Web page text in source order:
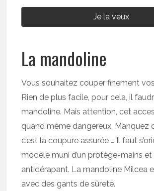
Je la veux
La mandoline
Vous souhaitez couper finement
Rien de plus facile, pour cela, il
mandoline. Mais attention, cet
quand même dangereux. Manquez
c’est la coupure assurée … Il faut
modèle muni d’un protège-mains et
antidérapant. La mandoline Milcea
avec des gants de sûreté.